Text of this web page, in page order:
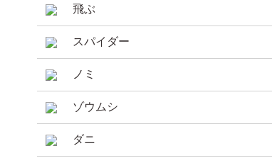
飛ぶ
スパイダー
ノミ
ゾウムシ
ダニ